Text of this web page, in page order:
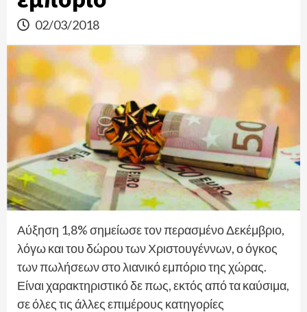
02/03/2018
Αύξηση 1,8% σημείωσε τον περασμένο Δεκέμβριο,
λόγω και του δώρου των Χριστουγέννων, ο όγκος
των πωλήσεων στο λιανικό εμπόριο της χώρας.
Είναι χαρακτηριστικό δε πως, εκτός από τα καύσιμα,
σε όλες τις άλλες επιμέρους κατηγορίες